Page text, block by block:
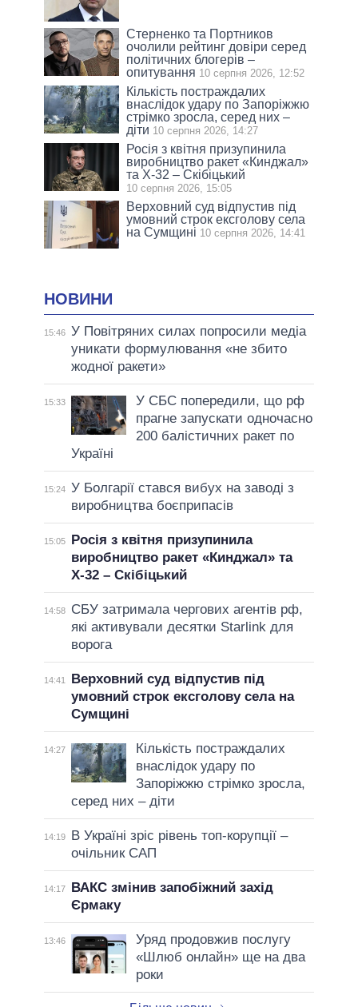
Стерненко та Портников
очолили рейтинг довіри серед
політичних блогерів –
опитування 10 серпня 2026, 12:52
Кількість постраждалих
внаслідок удару по Запоріжжю
стрімко зросла, серед них –
діти 10 серпня 2026, 14:27
Росія з квітня призупинила
виробництво ракет «Кинджал»
та Х-32 – Скібіцький
10 серпня 2026, 15:05
Верховний суд відпустив під
умовний строк ексголову села
на Сумщині 10 серпня 2026, 14:41
НОВИНИ
15:46 У Повітряних силах попросили медіа
уникати формулювання «не збито
жодної ракети»
15:33
У СБС попередили, що рф
прагне запускати одночасно
200 балістичних ракет по
Україні
15:24 У Болгарії стався вибух на заводі з
виробництва боєприпасів
15:05
Росія з квітня призупинила
виробництво ракет «Кинджал» та
Х-32 – Скібіцький
14:58
СБУ затримала чергових агентів рф,
які активували десятки Starlink для
ворога
14:41
Верховний суд відпустив під
умовний строк ексголову села на
Сумщині
14:27
Кількість постраждалих
внаслідок удару по
Запоріжжю стрімко зросла,
серед них – діти
14:19
В Україні зріс рівень топ-корупції –
очільник САП
14:17
ВАКС змінив запобіжний захід
Єрмаку
13:46
Уряд продовжив послугу
«Шлюб онлайн» ще на два
роки